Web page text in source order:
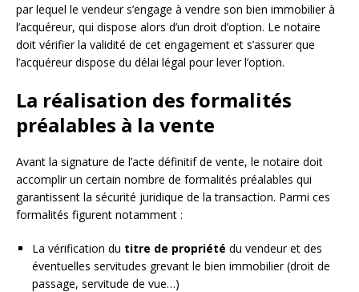
par lequel le vendeur s’engage à vendre son bien immobilier à
l’acquéreur, qui dispose alors d’un droit d’option. Le notaire
doit vérifier la validité de cet engagement et s’assurer que
l’acquéreur dispose du délai légal pour lever l’option.
La réalisation des formalités
préalables à la vente
Avant la signature de l’acte définitif de vente, le notaire doit
accomplir un certain nombre de formalités préalables qui
garantissent la sécurité juridique de la transaction. Parmi ces
formalités figurent notamment :
La vérification du titre de propriété du vendeur et des
éventuelles servitudes grevant le bien immobilier (droit de
passage, servitude de vue…)